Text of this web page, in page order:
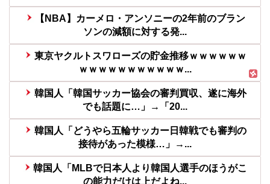
【NBA】カーメロ・アンソニーの2年前のブラン
ソンの減額に対する発...
東京ヤクルトスワローズの貯金推移ｗｗｗｗｗｗ
ｗｗｗｗｗｗｗｗｗｗｗ...
韓国人「韓国サッカー協会の審判買収、遂に海外
でも話題に…」→「20...
韓国人「どうやら五輪サッカー日韓戦でも審判の
接待があった模様…」→...
韓国人「MLBで日本人より韓国人選手のほうがこ
の能力だけは上だよね...